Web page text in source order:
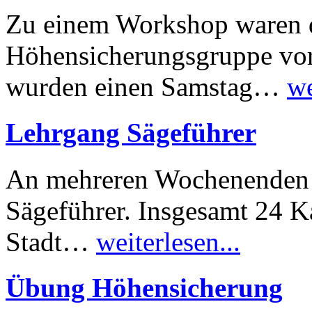
Zu einem Workshop
Höhensicherungsgruppe
wurden einen Samstag…
Lehrgang Sägeführer
An mehreren
Sägeführer. Insgesamt 24
Stadt… weiterlesen...
Übung Höhensicherung